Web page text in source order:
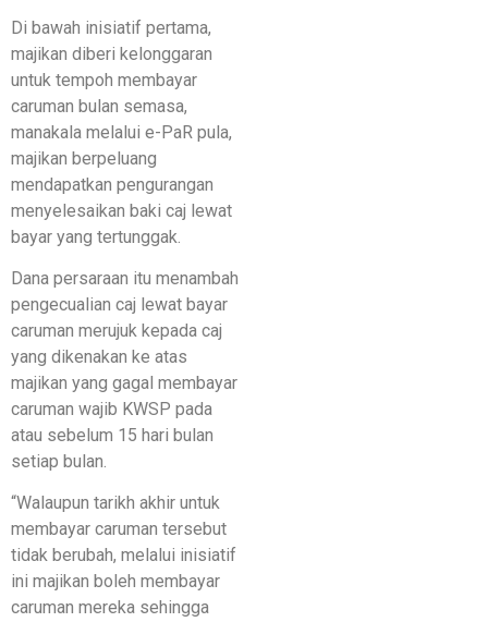
Di bawah inisiatif pertama,
majikan diberi kelonggaran
untuk tempoh membayar
caruman bulan semasa,
manakala melalui e-PaR pula,
majikan berpeluang
mendapatkan pengurangan
menyelesaikan baki caj lewat
bayar yang tertunggak.
Dana persaraan itu menambah
pengecualian caj lewat bayar
caruman merujuk kepada caj
yang dikenakan ke atas
majikan yang gagal membayar
caruman wajib KWSP pada
atau sebelum 15 hari bulan
setiap bulan.
“Walaupun tarikh akhir untuk
membayar caruman tersebut
tidak berubah, melalui inisiatif
ini majikan boleh membayar
caruman mereka sehingga